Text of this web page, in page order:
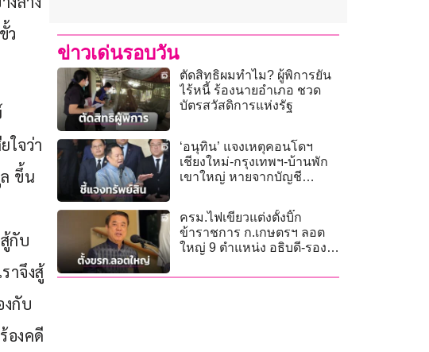
ว
ใจว่า
ขึ้น
กับ
าจึงสู้
งกับ
องคดี
ข่าวเด่นรอบวัน
ตัดสิทธิผมทำไม? ผู้พิการยัน
ไร้หนี้ ร้องนายอำเภอ ชวด
บัตรสวัสดิการแห่งรัฐ
‘อนุทิน’ แจงเหตุคอนโดฯ
เชียงใหม่-กรุงเทพฯ-บ้านพัก
เขาใหญ่ หายจากบัญชี
ครม.ไฟเขียวแต่งตั้งบิ๊ก
ข้าราชการ ก.เกษตรฯ ลอต
ใหญ่ 9 ตำแหน่ง อธิบดี-รอง